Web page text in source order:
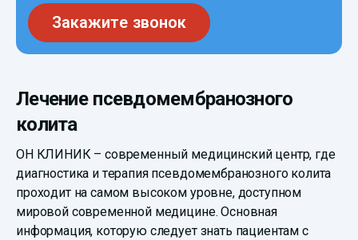
Закажите звонок
Лечение псевдомембранозного
колита
ОН КЛИНИК – современный медицинский центр, где
диагностика и терапия псевдомембранозного колита
проходит на самом высоком уровне, доступном
мировой современной медицине. Основная
информация, которую следует знать пациентам с